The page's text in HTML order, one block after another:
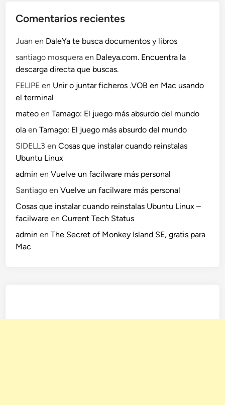
Comentarios recientes
Juan en DaleYa te busca documentos y libros
santiago mosquera en Daleya.com. Encuentra la
descarga directa que buscas.
FELIPE en Unir o juntar ficheros .VOB en Mac usando
el terminal
mateo enTamago: El juego más absurdo del mundo
ola enTamago: El juego más absurdo del mundo
SIDELL3 enCosas que instalar cuando reinstalas
Ubuntu Linux
admin enVuelve un facilware más personal
Santiago enVuelve un facilware más personal
Cosas que instalar cuando reinstalas Ubuntu Linux –
facilware enCurrent Tech Status
admin enThe Secret of Monkey Island SE, gratis para
Mac